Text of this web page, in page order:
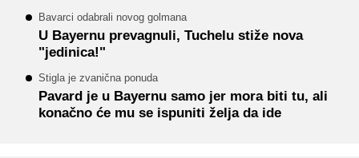
Bavarci odabrali novog golmana
U Bayernu prevagnuli, Tuchelu stiže nova
"jedinica!"
Stigla je zvanična ponuda
Pavard je u Bayernu samo jer mora biti tu, ali
konačno će mu se ispuniti želja da ide